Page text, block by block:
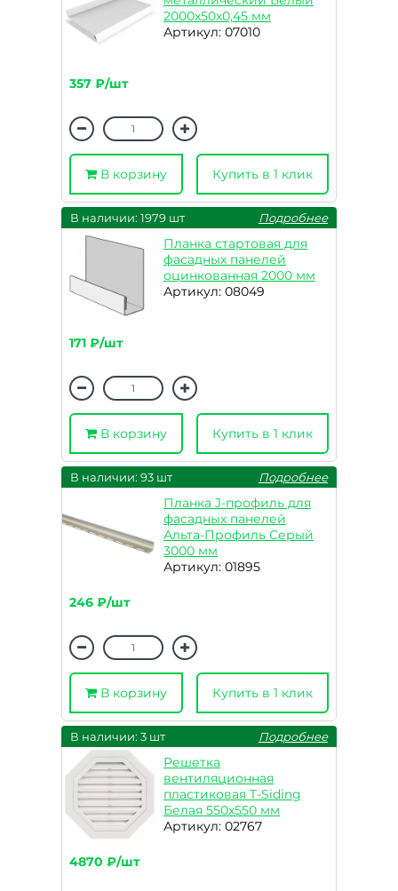
2000х50х0,45 мм
Артикул: 07010
357 ₽/шт
В корзину Купить в 1 клик
В наличии: 1979 шт Подробнее
Планка стартовая для
фасадных панелей
оцинкованная 2000 мм
Артикул: 08049
171 ₽/шт
В корзину Купить в 1 клик
В наличии: 93 шт Подробнее
Планка J-профиль для
фасадных панелей
Альта-Профиль Серый
3000 мм
Артикул: 01895
246 ₽/шт
В корзину Купить в 1 клик
В наличии: 3 шт Подробнее
Решетка
вентиляционная
пластиковая T-Siding
Белая 550х550 мм
Артикул: 02767
4870 ₽/шт